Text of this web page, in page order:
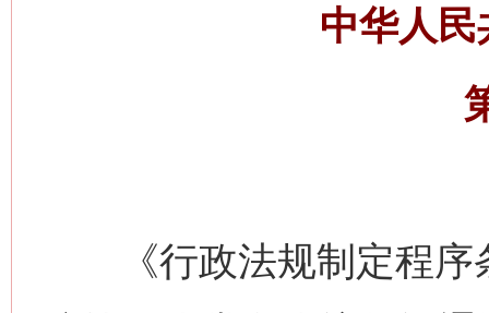
中华人
《行政法规制定程序